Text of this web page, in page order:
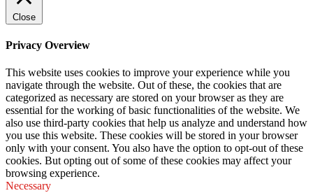
Close
Privacy Overview
This website uses cookies to improve your experience while you
navigate through the website. Out of these, the cookies that are
categorized as necessary are stored on your browser as they are
essential for the working of basic functionalities of the website. We
also use third-party cookies that help us analyze and understand how
you use this website. These cookies will be stored in your browser
only with your consent. You also have the option to opt-out of these
cookies. But opting out of some of these cookies may affect your
browsing experience.
Necessary